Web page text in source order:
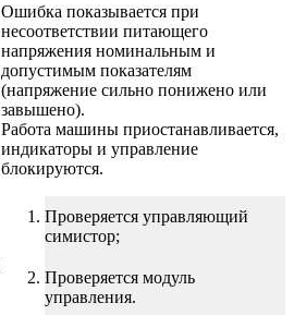
Ошибка показывается при
несоответствии питающего
напряжения номинальным и
допустимым показателям
(напряжение сильно понижено или
завышено).
Работа машины приостанавливается,
индикаторы и управление
блокируются.
Проверяется управляющий
симистор;
Проверяется модуль
управления.